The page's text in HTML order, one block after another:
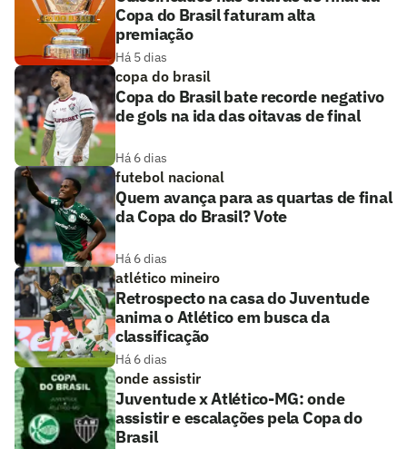
Copa do Brasil faturam alta
premiação
Há 5 dias
copa do brasil
Copa do Brasil bate recorde negativo
de gols na ida das oitavas de final
Há 6 dias
futebol nacional
Quem avança para as quartas de final
da Copa do Brasil? Vote
Há 6 dias
atlético mineiro
Retrospecto na casa do Juventude
anima o Atlético em busca da
classificação
Há 6 dias
onde assistir
Juventude x Atlético-MG: onde
assistir e escalações pela Copa do
Brasil